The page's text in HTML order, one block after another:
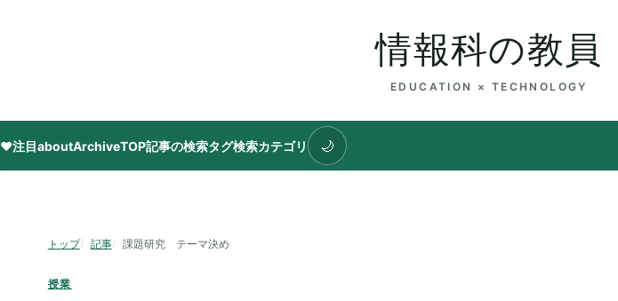
情報科の教員
EDUCATION × TECHNOLOGY
♥注目aboutArchiveTOP記事の検索タグ検索カテゴリ 🌙
トップ 記事 課題研究 テーマ決め
授業